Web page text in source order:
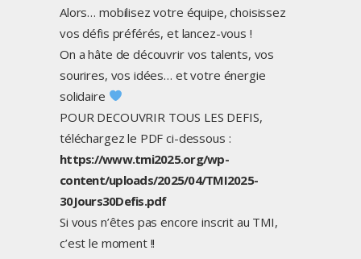
Alors… mobilisez votre équipe, choisissez
vos défis préférés, et lancez-vous !
On a hâte de découvrir vos talents, vos
sourires, vos idées… et votre énergie
solidaire
POUR DECOUVRIR TOUS LES DEFIS,
téléchargez le PDF ci-dessous :
https://www.tmi2025.org/wp-
content/uploads/2025/04/TMI2025-
30Jours30Defis.pdf
Si vous n’êtes pas encore inscrit au TMI,
c’est le moment !!